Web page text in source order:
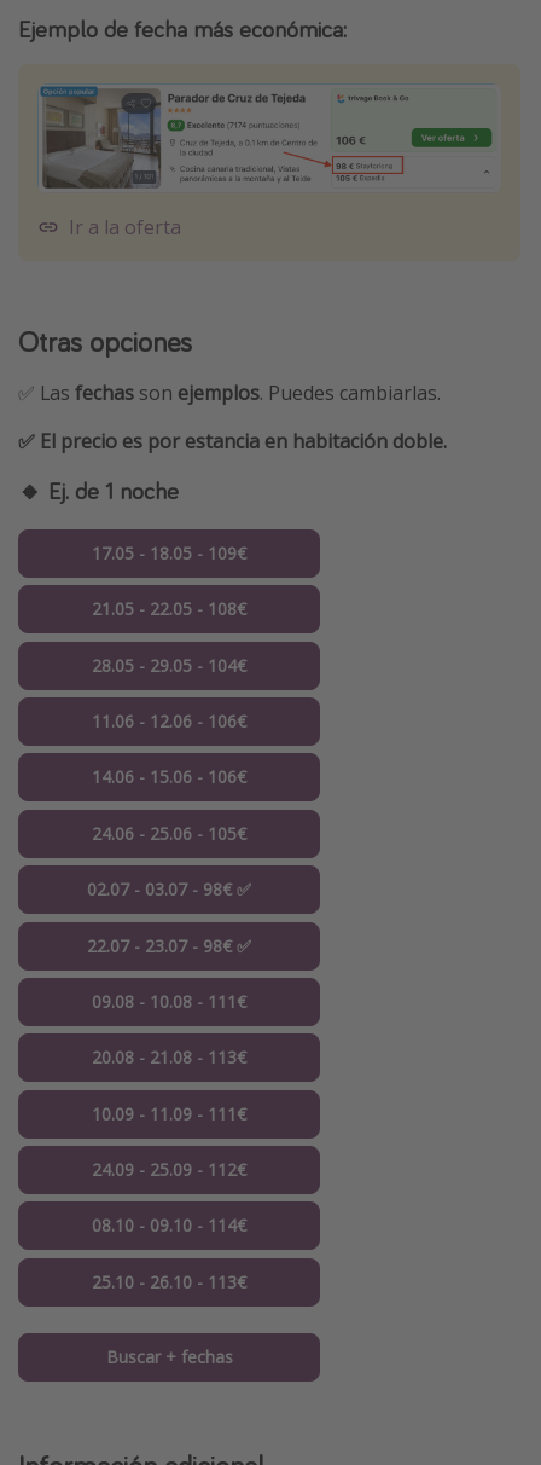
Ejemplo de fecha más económica:
Ir a la oferta
Otras opciones
✅ Las fechas son ejemplos. Puedes cambiarlas.
✅ El precio es por estancia en habitación doble.
🔸 Ej. de 1 noche
17.05 - 18.05 - 109€
21.05 - 22.05 - 108€
28.05 - 29.05 - 104€
11.06 - 12.06 - 106€
14.06 - 15.06 - 106€
24.06 - 25.06 - 105€
02.07 - 03.07 - 98€ ✅
22.07 - 23.07 - 98€ ✅
09.08 - 10.08 - 111€
20.08 - 21.08 - 113€
10.09 - 11.09 - 111€
24.09 - 25.09 - 112€
08.10 - 09.10 - 114€
25.10 - 26.10 - 113€
Buscar + fechas